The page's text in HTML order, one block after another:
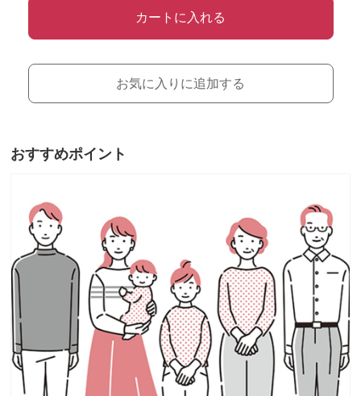
カートに入れる
お気に入りに追加する
おすすめポイント